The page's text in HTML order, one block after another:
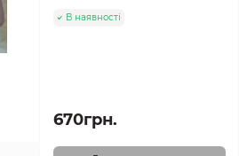
В наявності
670грн.